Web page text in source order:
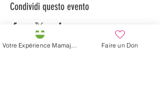
Condividi questo evento
Faire un Don